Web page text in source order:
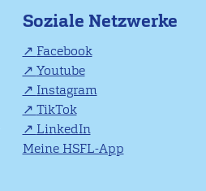
Soziale Netzwerke
Facebook
Youtube
Instagram
TikTok
LinkedIn
Meine HSFL-App